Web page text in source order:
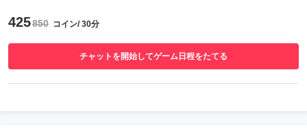
425850 コイン/ 30分
チャットを開始してゲーム日程をたてる